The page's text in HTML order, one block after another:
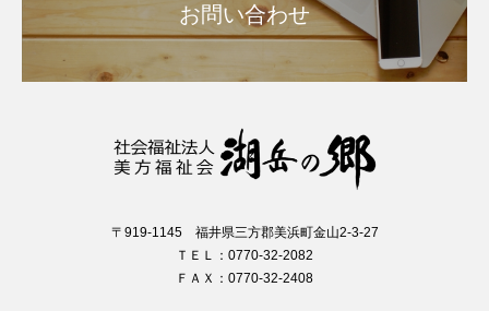
お問い合わせ
〒919-1145 福井県三方郡美浜町金山2-3-27
ＴＥＬ：0770-32-2082
ＦＡＸ：0770-32-2408